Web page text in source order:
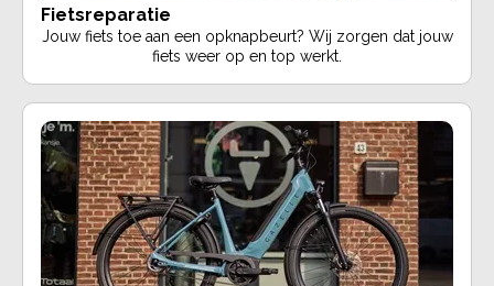
Fietsreparatie
Jouw fiets toe aan een opknapbeurt? Wij zorgen dat jouw
fiets weer op en top werkt.